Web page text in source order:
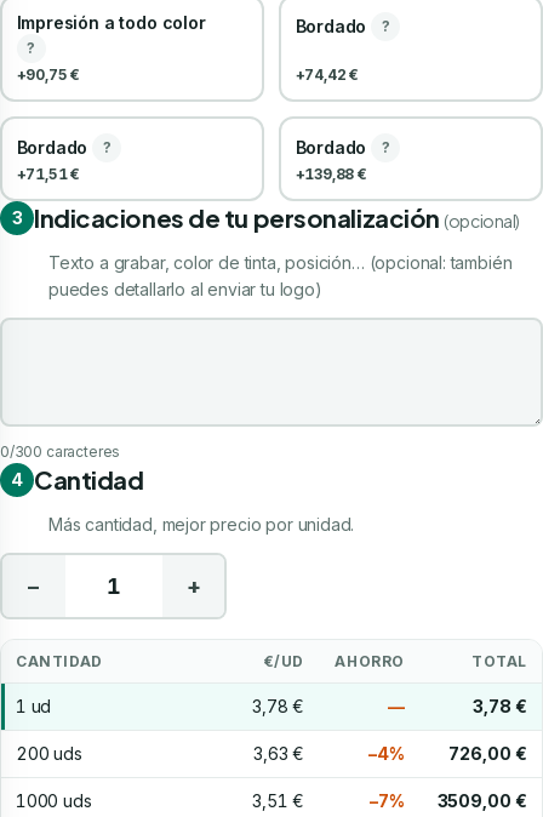
Impresión a todo color
?
+90,75 €
Bordado ?
+74,42 €
Bordado
?
+71,51 €
Bordado
?
+139,88 €
3 Indicaciones de tu personalización (opcional)
Texto a grabar, color de tinta, posición… (opcional: también
puedes detallarlo al enviar tu logo)
Indicaciones de tu personalización
0/300 caracteres
4 Cantidad
Más cantidad, mejor precio por unidad.
− +
CANTIDAD €/UD AHORRO TOTAL
1 ud 3,78 € — 3,78 €
200 uds 3,63 € −4% 726,00 €
1000 uds 3,51 € −7% 3509,00 €